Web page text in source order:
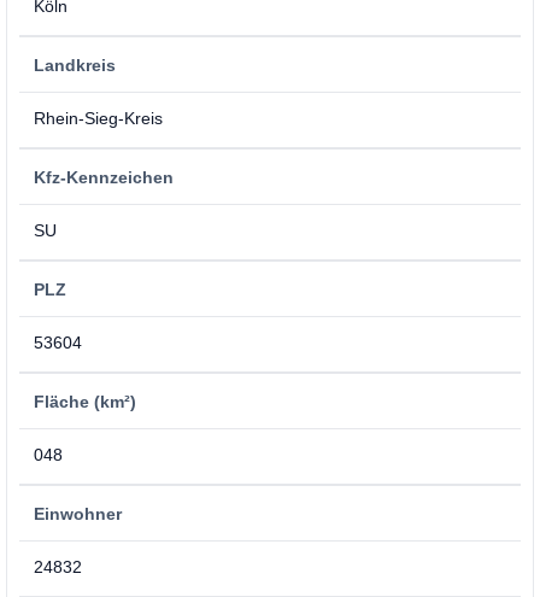
Köln
Landkreis
Rhein-Sieg-Kreis
Kfz-Kennzeichen
SU
PLZ
53604
Fläche (km²)
048
Einwohner
24832